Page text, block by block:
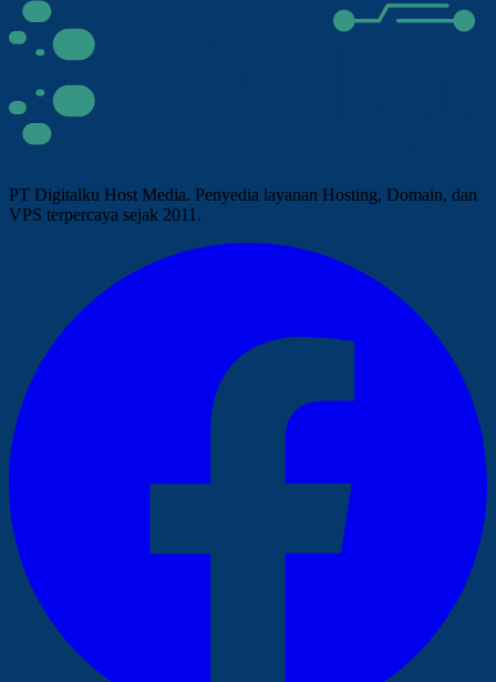
PT Digitalku Host Media. Penyedia layanan Hosting, Domain, dan
VPS terpercaya sejak 2011.